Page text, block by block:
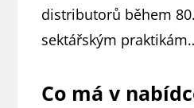
distributorů během
sektářským
Co má v